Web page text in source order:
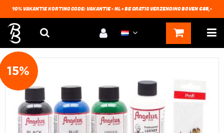
10% VAKANTIE KORTING CODE: VAKANTIE - NL + BE GRATIS VERZENDING BOVEN €65,-
15%